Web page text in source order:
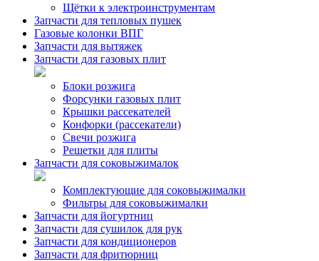
Щётки к электроинструментам
Запчасти для тепловых пушек
Газовые колонки ВПГ
Запчасти для вытяжек
Запчасти для газовых плит
Блоки розжига
Форсунки газовых плит
Крышки рассекателей
Конфорки (рассекатели)
Свечи розжига
Решетки для плиты
Запчасти для соковыжималок
Комплектующие для соковыжималки
Фильтры для соковыжималки
Запчасти для йогуртниц
Запчасти для сушилок для рук
Запчасти для кондиционеров
Запчасти для фритюрниц